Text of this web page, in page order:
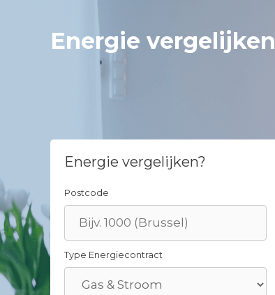
Energie vergelijken
Energie vergelijken?
Postcode
Type Energiecontract